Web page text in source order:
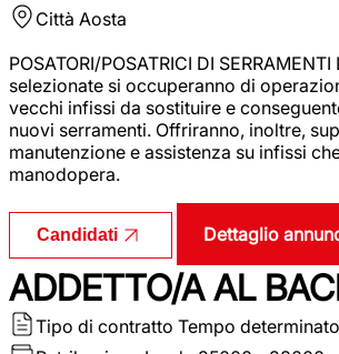
Città Aosta
POSATORI/POSATRICI DI
selezionate si occuperanno di
vecchi infissi da sostituire e
nuovi serramenti. Offriranno, inoltre,
manutenzione e assistenza su infissi
manodopera.
Candidati Dettaglio
ADDETTO/A AL
Tipo di contratto Tempo determinato